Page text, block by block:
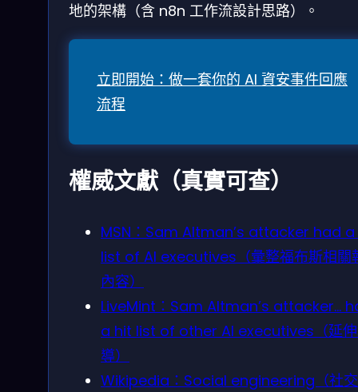
地的架構（含 n8n 工作流設計思路）。
立即開始：做一套你的 AI 資安事件回應
流程
權威文獻（真實可查）
MSN：Sam Altman’s attacker had a
list of AI executives（彙整福布斯相關
內容）
LiveMint：Sam Altman’s attacker…
a hit list of other AI executives（延
導）
Wikipedia：Social engineering（社